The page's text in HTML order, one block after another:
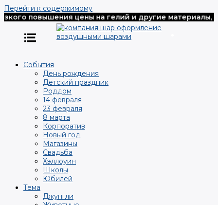
Перейти к содержимому
повышения цены на гелий и другие материалы,
События
День рождения
Детский праздник
Роддом
14 февраля
23 февраля
8 марта
Корпоратив
Новый год
Магазины
Свадьба
Хэллоуин
Школы
Юбилей
Тема
Джунгли